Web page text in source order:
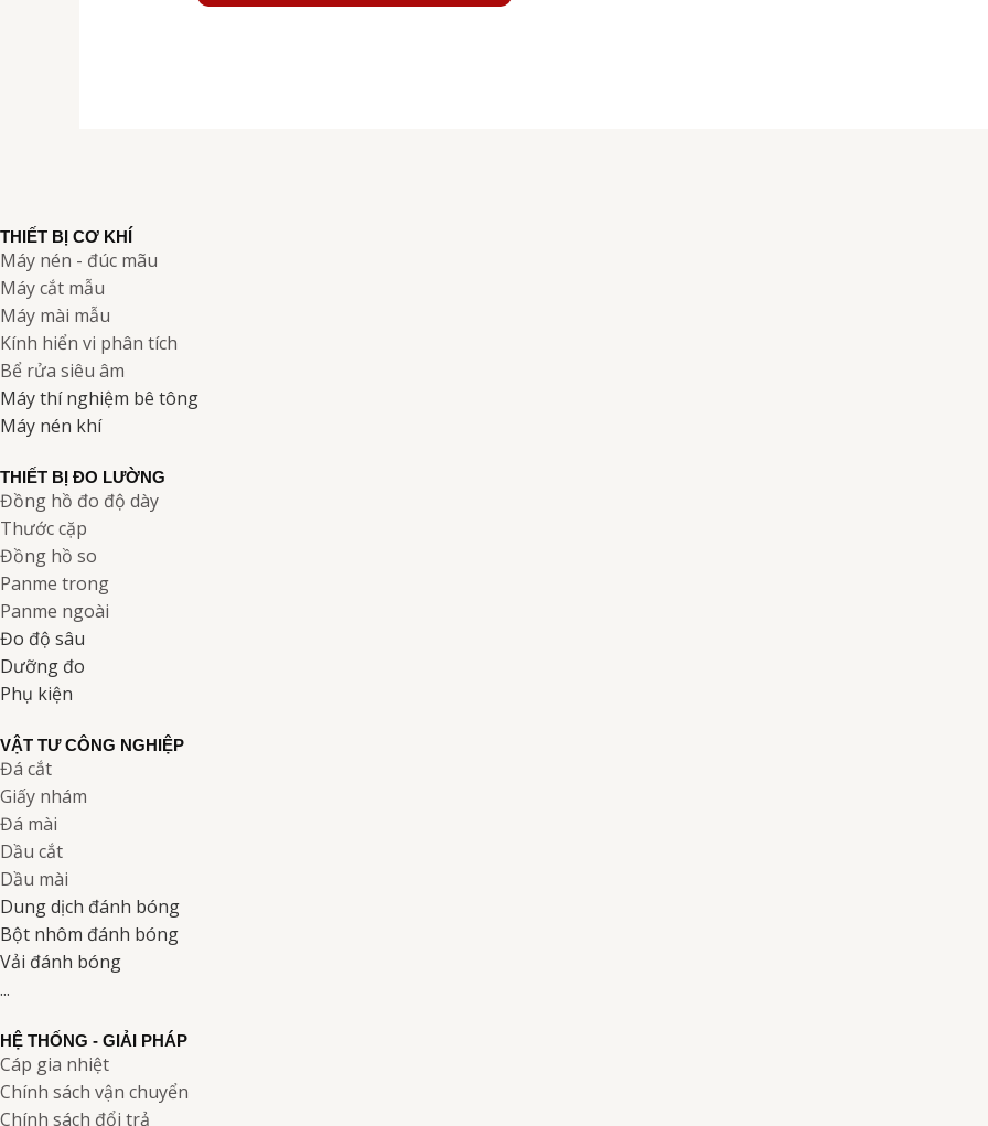
THIẾT BỊ CƠ KHÍ
Máy nén - đúc mãu
Máy cắt mẫu
Máy mài mẫu
Kính hiển vi phân tích
Bể rửa siêu âm
Máy thí nghiệm bê tông
Máy nén khí
THIẾT BỊ ĐO LƯỜNG
Đồng hồ đo độ dày
Thước cặp
Đồng hồ so
Panme trong
Panme ngoài
Đo độ sâu
Dưỡng đo
Phụ kiện
VẬT TƯ CÔNG NGHIỆP
Đá cắt
Giấy nhám
Đá mài
Dầu cắt
Dầu mài
Dung dịch đánh bóng
Bột nhôm đánh bóng
Vải đánh bóng
...
HỆ THỐNG - GIẢI PHÁP
Cáp gia nhiệt
Chính sách vận chuyển
Chính sách đổi trả